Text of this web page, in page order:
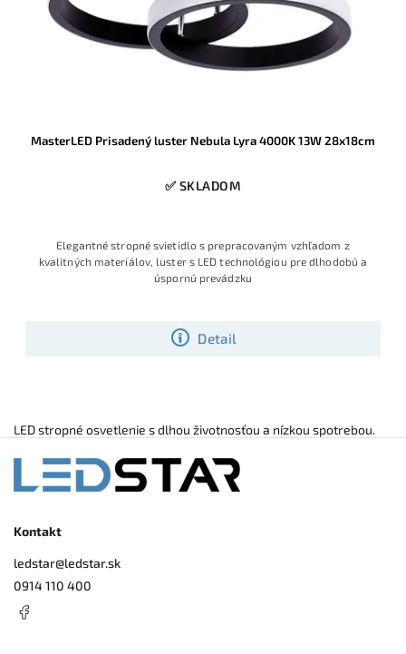
MasterLED Prisadený luster Nebula Lyra 4000K 13W 28x18cm
✅ SKLADOM
Detail
Elegantné stropné svietidlo s prepracovaným vzhľadom z
kvalitných materiálov, luster s LED technológiou pre dlhodobú a
úspornú prevádzku
LED stropné osvetlenie s dlhou životnosťou a nízkou spotrebou.
Kontakt
ledstar@ledstar.sk
0914 110 400